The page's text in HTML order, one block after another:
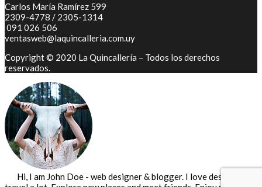
Carlos María Ramírez 599
2309-4778 / 2305-1314
091 026 506
ventasweb@laquincalleria.com.uy
Copyright © 2020 La Quincallería – Todos los derechos
reservados.
Hi, I am John Doe - web designer & blogger. I love design and